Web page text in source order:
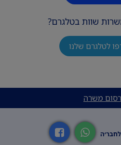
שוות בטלגרם?
לטלגרם שלנו
משרה